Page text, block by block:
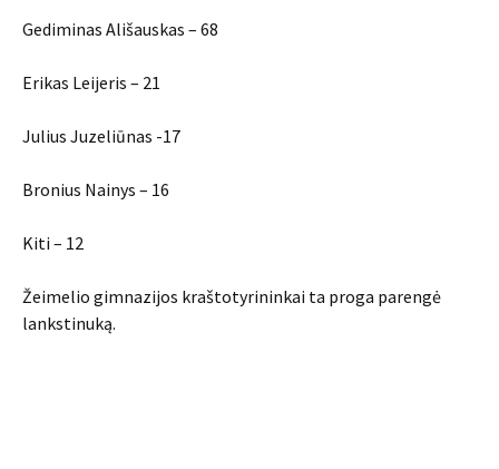
Gediminas Ališauskas – 68
Erikas Leijeris – 21
Julius Juzeliūnas -17
Bronius Nainys – 16
Kiti – 12
Žeimelio gimnazijos kraštotyrininkai ta proga parengė
lankstinuką.